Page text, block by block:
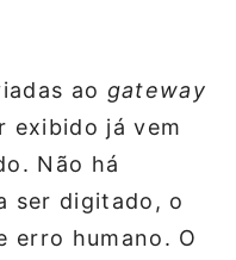
ao gateway
exibido já vem
Não há
ser digitado, o
erro humano. O